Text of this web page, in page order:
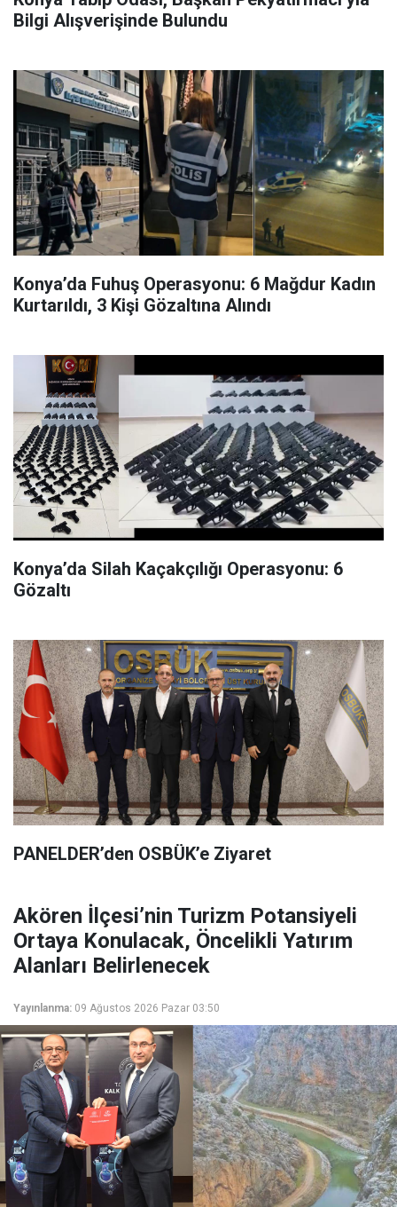
Bilgi Alışverişinde Bulundu
Konya’da Fuhuş Operasyonu: 6 Mağdur Kadın
Kurtarıldı, 3 Kişi Gözaltına Alındı
Konya’da Silah Kaçakçılığı Operasyonu: 6
Gözaltı
PANELDER’den OSBÜK’e Ziyaret
Akören İlçesi’nin Turizm Potansiyeli
Ortaya Konulacak, Öncelikli Yatırım
Alanları Belirlenecek
Yayınlanma: 09 Ağustos 2026 Pazar 03:50